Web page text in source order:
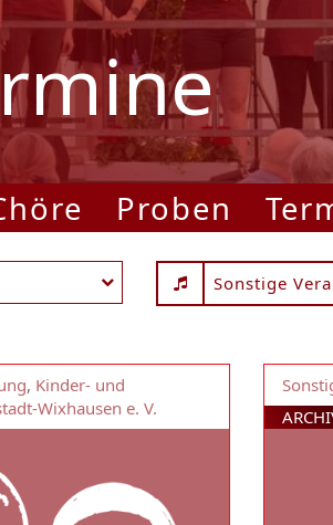
Proben
Sonstige
, Kinder- und
Wixhausen e. V.